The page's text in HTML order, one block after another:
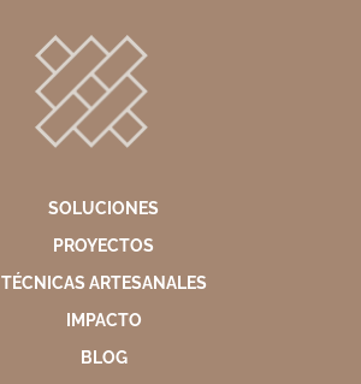
SOLUCIONES
PROYECTOS
TÉCNICAS ARTESANALES
IMPACTO
BLOG